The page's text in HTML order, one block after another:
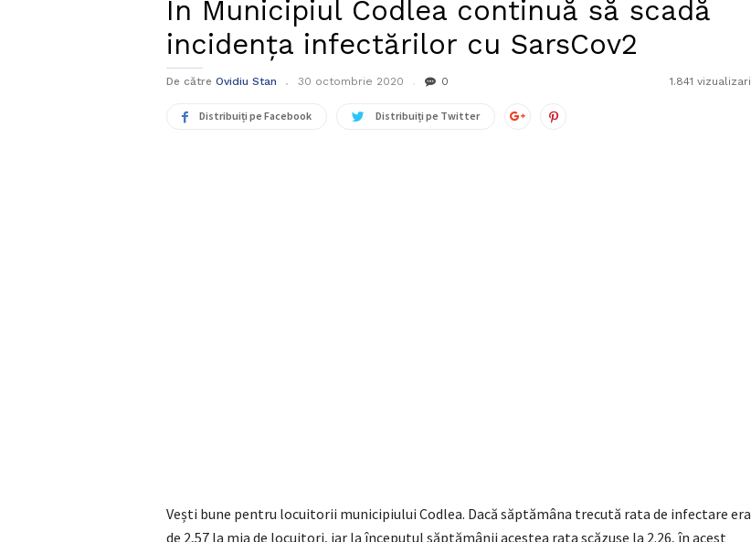
În Municipiul Codlea continuă să scadă
incidența infectărilor cu SarsCov2
De către Ovidiu Stan 30 octombrie 2020 0 1.841 vizualizari
Distribuiți pe Facebook Distribuiți pe Twitter
Vești bune pentru locuitorii municipiului Codlea. Dacă săptămâna trecută rata de infectare era
de 2,57 la mia de locuitori, iar la începutul săptămânii acestea rata scăzuse la 2.26, în acest